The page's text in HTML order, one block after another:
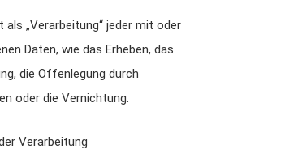
„Verarbeitung“ jeder mit oder
Daten, wie das Erheben, das
die Offenlegung durch
oder die Vernichtung.
Verarbeitung